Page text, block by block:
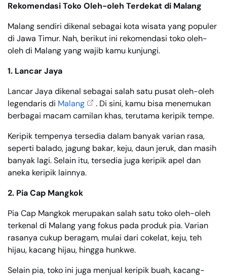
Rekomendasi Toko Oleh-oleh Terdekat di Malang
Malang sendiri dikenal sebagai kota wisata yang populer
di Jawa Timur. Nah, berikut ini rekomendasi toko oleh-
oleh di Malang yang wajib kamu kunjungi.
1. Lancar Jaya
Lancar Jaya dikenal sebagai salah satu pusat oleh-oleh
legendaris di Malang
. Di sini, kamu bisa menemukan
berbagai macam camilan khas, terutama keripik tempe.
Keripik tempenya tersedia dalam banyak varian rasa,
seperti balado, jagung bakar, keju, daun jeruk, dan masih
banyak lagi. Selain itu, tersedia juga keripik apel dan
aneka keripik lainnya.
2. Pia Cap Mangkok
Pia Cap Mangkok merupakan salah satu toko oleh-oleh
terkenal di Malang yang fokus pada produk pia. Varian
rasanya cukup beragam, mulai dari cokelat, keju, teh
hijau, kacang hijau, hingga hunkwe.
Selain pia, toko ini juga menjual keripik buah, kacang-